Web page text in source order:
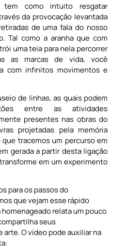
tem como intuito resgatar
da provocação levantada
de uma fala do nosso
Tal como a aranha que com
uma teia para nela percorrer
as marcas de vida, você
com infinitos movimentos e
de linhas, as quais podem
entre as atividades
presentes nas obras do
projetadas pela memória
tracemos um percurso em
gerada a partir desta ligação
em um experimento
para os passos do
que vejam esse rápido
homenageado relata um pouco
seus
O vídeo pode auxiliar na